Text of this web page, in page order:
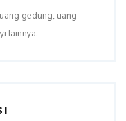
gedung, uang
lainnya.